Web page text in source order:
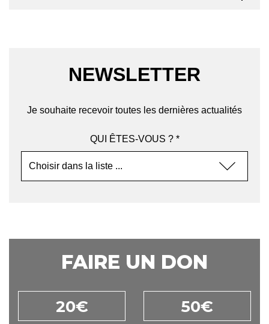
NEWSLETTER
Je souhaite recevoir toutes les dernières actualités
QUI ÊTES-VOUS ? *
FAIRE UN DON
20€ 50€